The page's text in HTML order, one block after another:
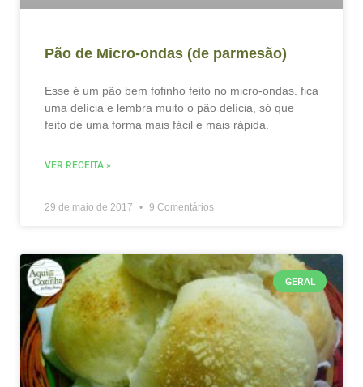
Pão de Micro-ondas (de parmesão)
Esse é um pão bem fofinho feito no micro-ondas. fica
uma delícia e lembra muito o pão delícia, só que
feito de uma forma mais fácil e mais rápida.
VER RECEITA »
29 de maio de 2017 9 Comentários
GERAL